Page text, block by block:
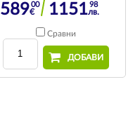
58900
€ 115198
лв.
Сравни
ДОБАВИ